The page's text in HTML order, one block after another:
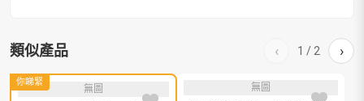
類似產品 ‹ 1 / 2 ›
你睇緊
無圖
無圖